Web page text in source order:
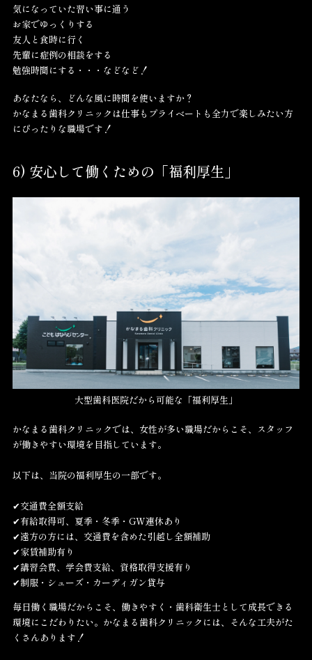
気になっていた習い事に通う
お家でゆっくりする
友人と食時に行く
先輩に症例の相談をする
勉強時間にする・・・などなど！
あなたなら、どんな風に時間を使いますか？
かなまる歯科クリニックは仕事もプライベートも全力で楽しみたい方
にぴったりな職場です！
6) 安心して働くための「福利厚生」
大型歯科医院だから可能な「福利厚生」
かなまる歯科クリニックでは、女性が多い職場だからこそ、スタッフ
が働きやすい環境を目指しています。
以下は、当院の福利厚生の一部です。
✔交通費全額支給
✔有給取得可、夏季・冬季・GW連休あり
✔遠方の方には、交通費を含めた引越し全額補助
✔家賃補助有り
✔講習会費、学会費支給、資格取得支援有り
✔制服・シューズ・カーディガン貸与
毎日働く職場だからこそ、働きやすく・歯科衛生士として成長できる
環境にこだわりたい。かなまる歯科クリニックには、そんな工夫がた
くさんあります！